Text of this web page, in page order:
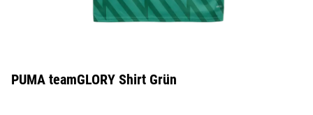
PUMA teamGLORY Shirt Grün